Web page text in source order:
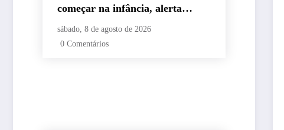
começar na infância, alerta
sábado, 8 de agosto de 2026
0 Comentários